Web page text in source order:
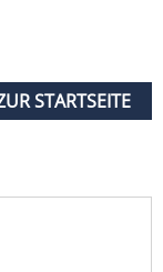
STARTSEITE